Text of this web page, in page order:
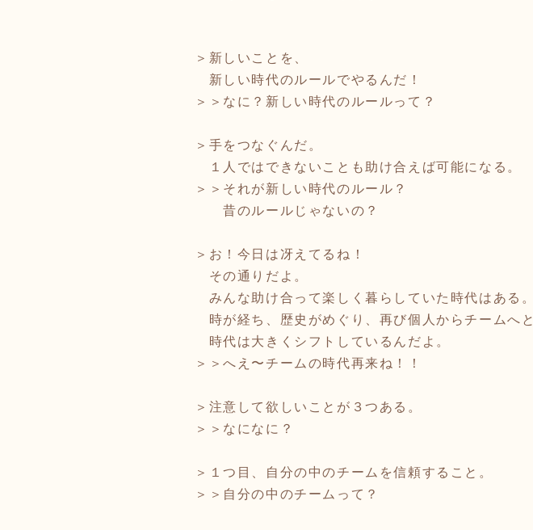
＞新しいことを、
新しい時代のルールでやるんだ！
＞＞なに？新しい時代のルールって？
＞手をつなぐんだ。
１人ではできないことも助け合えば可能になる。
＞＞それが新しい時代のルール？
昔のルールじゃないの？
＞お！今日は冴えてるね！
その通りだよ。
みんな助け合って楽しく暮らしていた時代はある。
時が経ち、歴史がめぐり、再び個人からチームへと
時代は大きくシフトしているんだよ。
＞＞へえ〜チームの時代再来ね！！
＞注意して欲しいことが３つある。
＞＞なになに？
＞１つ目、自分の中のチームを信頼すること。
＞＞自分の中のチームって？